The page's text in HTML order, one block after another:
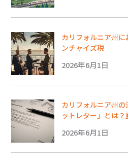
カリフォルニア州
ンチャイズ税
2026年6月1日
カリフォルニア州
ットレター」とは
2026年6月1日